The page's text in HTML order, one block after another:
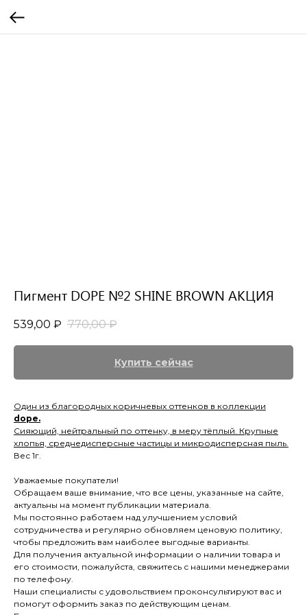
Пигмент DOPE №2 SHINE BROWN АКЦИЯ
539,00 ₽ 770,00 ₽
Купить сейчас
Один из благородных коричневых оттенков в коллекции
dope.
Сияющий, нейтральный по оттенку, в меру тёплый. Крупные
хлопья, среднедисперсные частицы и микродисперсная пыль.
Вес 1г.
Уважаемые покупатели!
Обращаем ваше внимание, что все цены, указанные на сайте,
актуальны на момент публикации материала.
Мы постоянно работаем над улучшением условий
сотрудничества и регулярно обновляем ценовую политику,
чтобы предложить вам наиболее выгодные варианты.
Для получения актуальной информации о наличии товара и
его стоимости, пожалуйста, свяжитесь с нашими менеджерами
по телефону.
Наши специалисты с удовольствием проконсультируют вас и
помогут оформить заказ по действующим ценам.